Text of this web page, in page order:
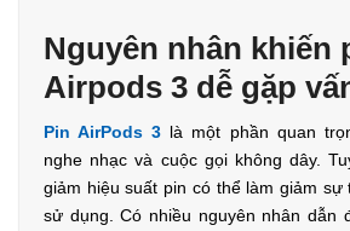
Nguyên nhân khiến
Airpods 3 dễ gặp
Pin AirPods 3 là một phần quan
nghe nhạc và cuộc gọi không dây.
giảm hiệu suất pin có thể làm giảm sự
sử dụng. Có nhiều nguyên nhân dẫn